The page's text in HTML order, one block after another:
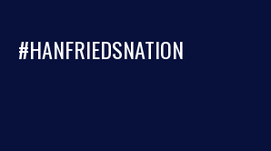
#HANFRIEDSNATION